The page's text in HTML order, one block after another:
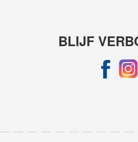
BLIJF